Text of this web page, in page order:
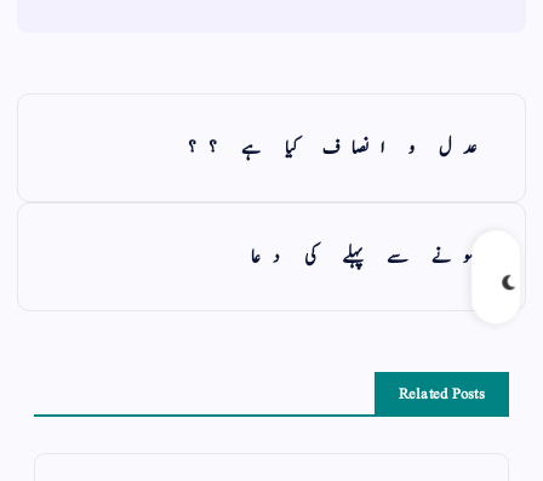
عدل و انصاف کیا ہے ؟؟
سونے سے پہلے کی دعا
Related Posts